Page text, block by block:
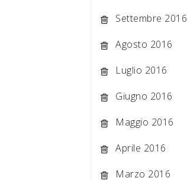
Settembre 2016
Agosto 2016
Luglio 2016
Giugno 2016
Maggio 2016
Aprile 2016
Marzo 2016